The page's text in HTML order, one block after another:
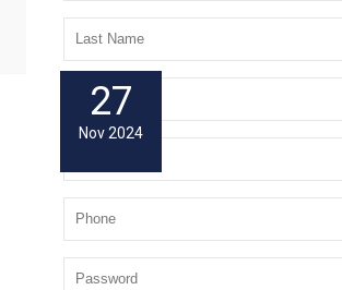
27
Nov 2024
agronomía
Hernández
80
0
Enter your e-mail address and your